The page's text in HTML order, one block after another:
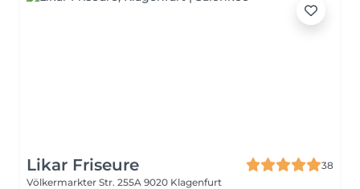
Likar Friseure
38
Völkermarkter Str. 255A 9020 Klagenfurt